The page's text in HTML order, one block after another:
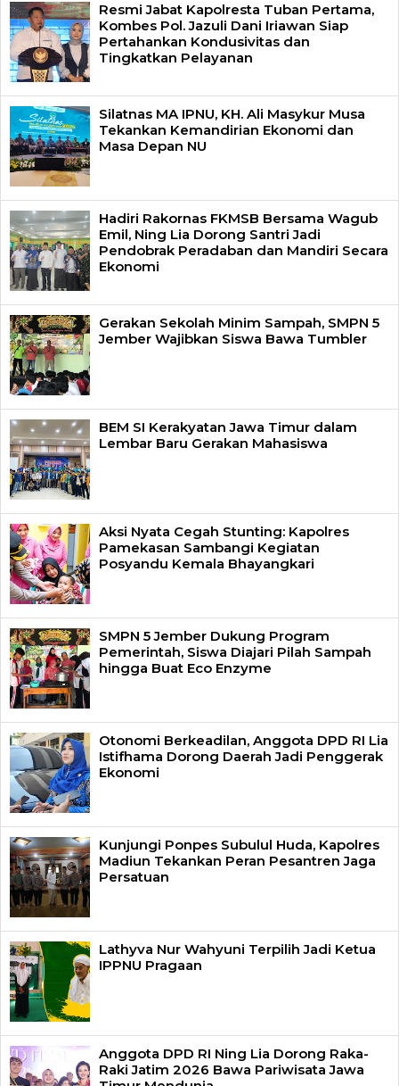
Resmi Jabat Kapolresta Tuban Pertama,
Kombes Pol. Jazuli Dani Iriawan Siap
Pertahankan Kondusivitas dan
Tingkatkan Pelayanan
Silatnas MA IPNU, KH. Ali Masykur Musa
Tekankan Kemandirian Ekonomi dan
Masa Depan NU
Hadiri Rakornas FKMSB Bersama Wagub
Emil, Ning Lia Dorong Santri Jadi
Pendobrak Peradaban dan Mandiri Secara
Ekonomi
Gerakan Sekolah Minim Sampah, SMPN 5
Jember Wajibkan Siswa Bawa Tumbler
BEM SI Kerakyatan Jawa Timur dalam
Lembar Baru Gerakan Mahasiswa
Aksi Nyata Cegah Stunting: Kapolres
Pamekasan Sambangi Kegiatan
Posyandu Kemala Bhayangkari
SMPN 5 Jember Dukung Program
Pemerintah, Siswa Diajari Pilah Sampah
hingga Buat Eco Enzyme
Otonomi Berkeadilan, Anggota DPD RI Lia
Istifhama Dorong Daerah Jadi Penggerak
Ekonomi
Kunjungi Ponpes Subulul Huda, Kapolres
Madiun Tekankan Peran Pesantren Jaga
Persatuan
Lathyva Nur Wahyuni Terpilih Jadi Ketua
IPPNU Pragaan
Anggota DPD RI Ning Lia Dorong Raka-
Raki Jatim 2026 Bawa Pariwisata Jawa